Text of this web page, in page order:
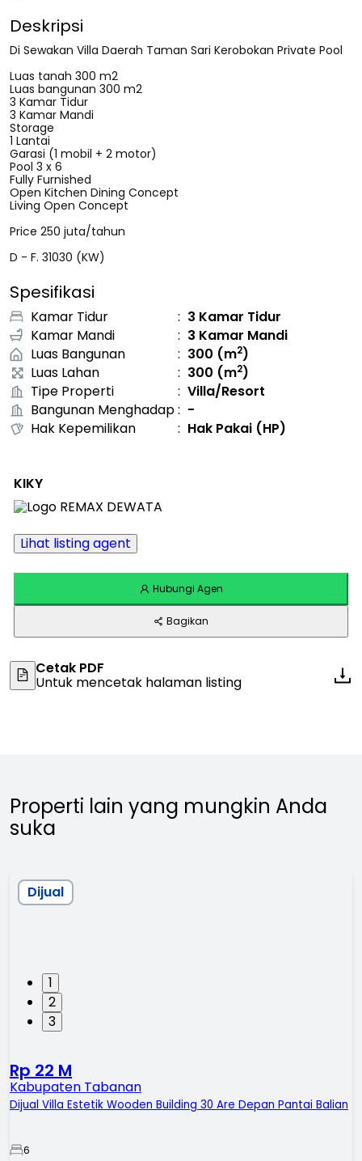
Deskripsi
Di Sewakan Villa Daerah Taman Sari Kerobokan Private Pool
Luas tanah 300 m2
Luas bangunan 300 m2
3 Kamar Tidur
3 Kamar Mandi
Storage
1 Lantai
Garasi (1 mobil + 2 motor)
Pool 3 x 6
Fully Furnished
Open Kitchen Dining Concept
Living Open Concept
Price 250 juta/tahun
D - F. 31030 (KW)
Spesifikasi
Kamar Tidur : 3 Kamar Tidur
Kamar Mandi
: 3 Kamar Mandi
Luas Bangunan
: 300 (m2)
Luas Lahan
: 300 (m2)
Tipe Properti
: Villa/Resort
Bangunan Menghadap: -
Hak Kepemilikan
: Hak Pakai (HP)
KIKY
Lihat listing agent
Hubungi Agen
Bagikan
Cetak PDF
Untuk mencetak halaman listing
Properti lain yang mungkin Anda
suka
1
2
3
Dijual
Rp 22 M
Kabupaten Tabanan
Dijual Villa Estetik Wooden Building 30 Are Depan Pantai Balian
6